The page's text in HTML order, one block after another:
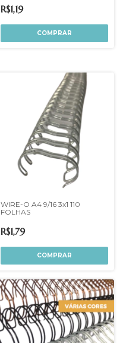
R$1,19
COMPRAR
WIRE-O A4 9/16 3x1 110
FOLHAS
R$1,79
COMPRAR